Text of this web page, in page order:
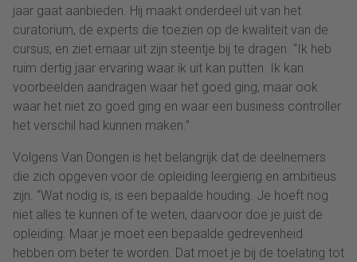
jaar gaat aanbieden. Hij maakt onderdeel uit van het
curatorium, de experts die toezien op de kwaliteit van de
cursus, en ziet ernaar uit zijn steentje bij te dragen. “Ik heb
ruim dertig jaar ervaring waar ik uit kan putten. Ik kan
voorbeelden aandragen waar het goed ging, maar ook
waar het niet zo goed ging en waar een business controller
het verschil had kunnen maken.”
Volgens Van Dongen is het belangrijk dat de deelnemers
die zich opgeven voor de opleiding leergierig en ambitieus
zijn. “Wat nodig is, is een bepaalde houding. Je hoeft nog
niet alles te kunnen of te weten, daarvoor doe je juist de
opleiding. Maar je moet een bepaalde gedrevenheid
hebben om beter te worden. Dat moet je bij de toelating tot